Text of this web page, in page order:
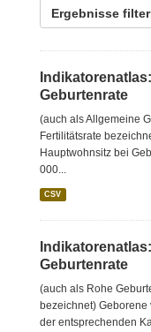
Ergebnisse
Geburtenrate
(auch als Allgemeine
Fertilitätsrate
Hauptwohnsitz bei
000...
CSV
Geburtenrate
(auch als Rohe
bezeichnet)
der entsprechenden